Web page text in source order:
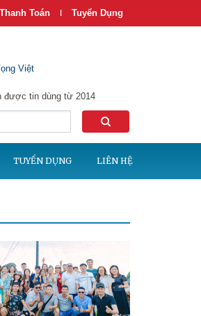
Thanh Toán | Tuyển Dụng
Việt
được tin dùng từ 2014
TUYỂN DỤNG LIÊN HỆ